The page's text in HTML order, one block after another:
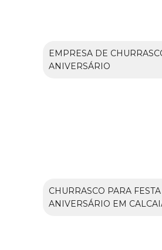
EMPRESA DE
ANIVERSÁRIO
CHURRASCO PARA
ANIVERSÁRIO EM